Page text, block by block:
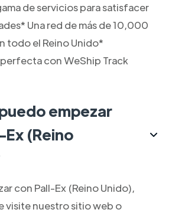
de servicios para satisfacer
Una red de más de 10,000
todo el Reino Unido*
con WeShip Track
empezar
Ex (Reino
con Pall-Ex (Reino Unido),
visite nuestro sitio web o